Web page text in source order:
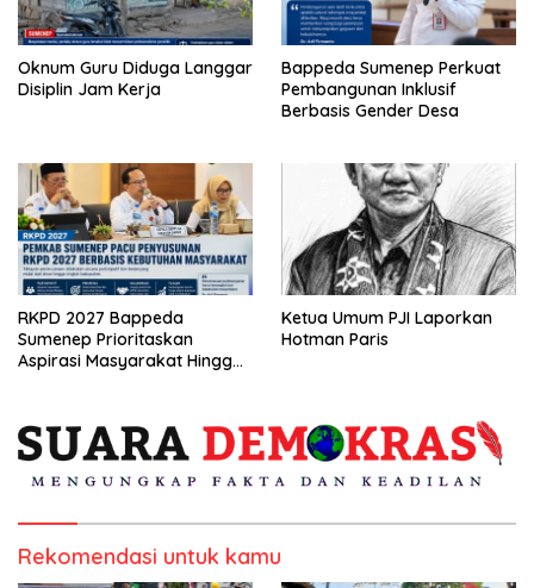
Oknum Guru Diduga Langgar
Disiplin Jam Kerja
Bappeda Sumenep Perkuat
Pembangunan Inklusif
Berbasis Gender Desa
RKPD 2027 Bappeda
Sumenep Prioritaskan
Aspirasi Masyarakat Hingga
Ketua Umum PJI Laporkan
Hotman Paris
Rekomendasi untuk kamu